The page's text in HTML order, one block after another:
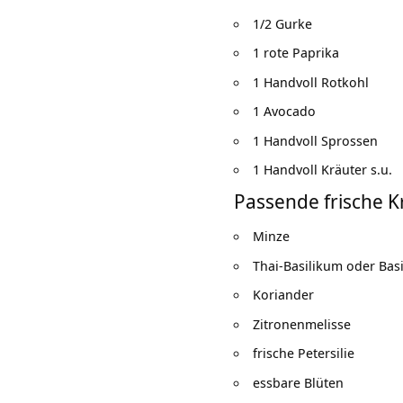
1/2 Gurke
1 rote Paprika
1 Handvoll Rotkohl
1 Avocado
1 Handvoll Sprossen
1 Handvoll Kräuter s.u.
Passende frische
Minze
Thai-Basilikum oder
Koriander
Zitronenmelisse
frische Petersilie
essbare Blüten